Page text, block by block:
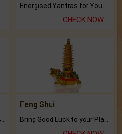
Energised Yantras for You.
CHECK NOW
Feng Shui